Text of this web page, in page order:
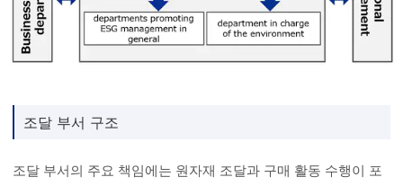
조달 부서 구조
조달 부서의 주요 책임에는 원자재 조달과 구매 활동 수행이 포